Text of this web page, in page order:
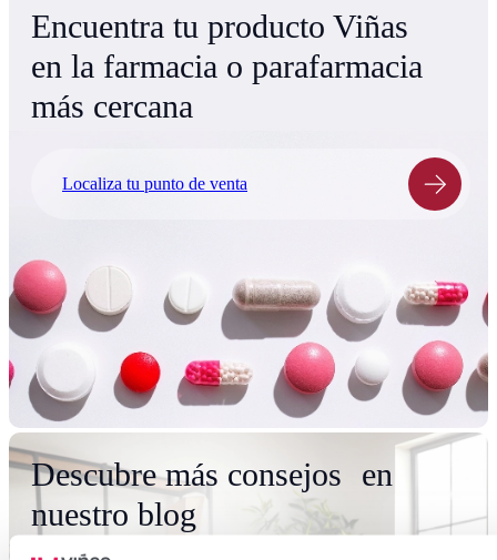
Encuentra tu producto Viñas
en la farmacia o parafarmacia
más cercana
Localiza tu punto de venta
Descubre más consejos en
nuestro blog